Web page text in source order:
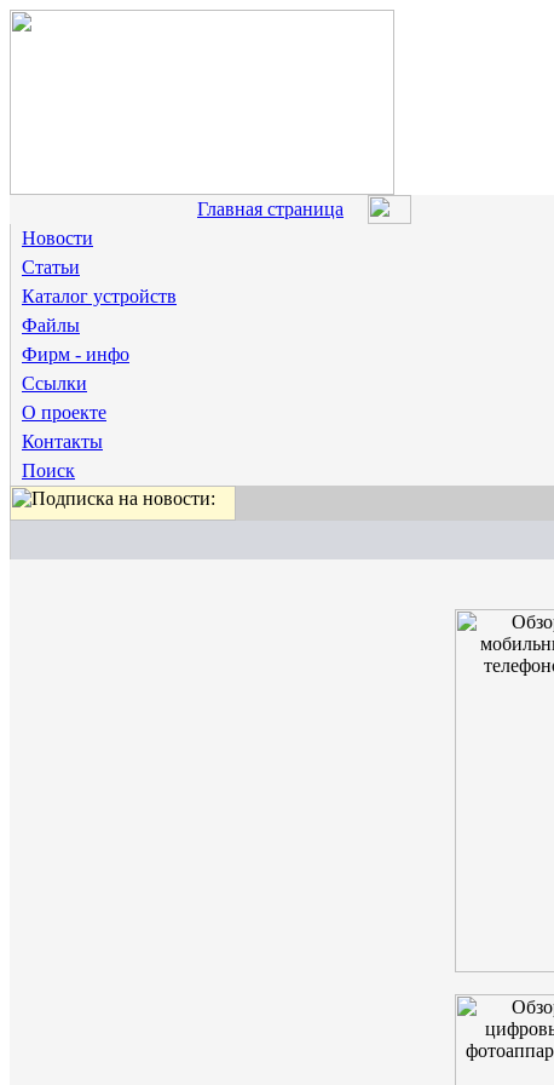
Главная страница
Новости
Статьи
Каталог устройств
Файлы
Фирм - инфо
Ссылки
О проекте
Контакты
Поиск